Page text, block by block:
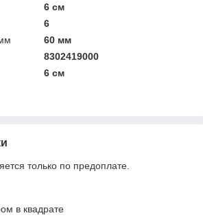
6 см
6
60 мм
8302419000
6 см
только по предоплате.
в квадрате